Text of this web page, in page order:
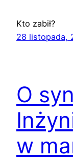
Kto zabił?
28 listopada,
O
w